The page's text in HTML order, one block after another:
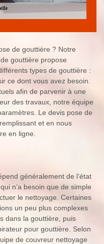
de gouttière ? Notre
gouttière propose
types de gouttière :
ce dont vous avez besoin.
afin de parvenir à une
des travaux, notre équipe
Le devis pose de
et en nous
en ligne.
généralement de l’état
n’a besoin que de simple
le nettoyage. Certaines
un peu plus complexes
dans la gouttière, puis
pour gouttière. Selon
de couvreur nettoyage